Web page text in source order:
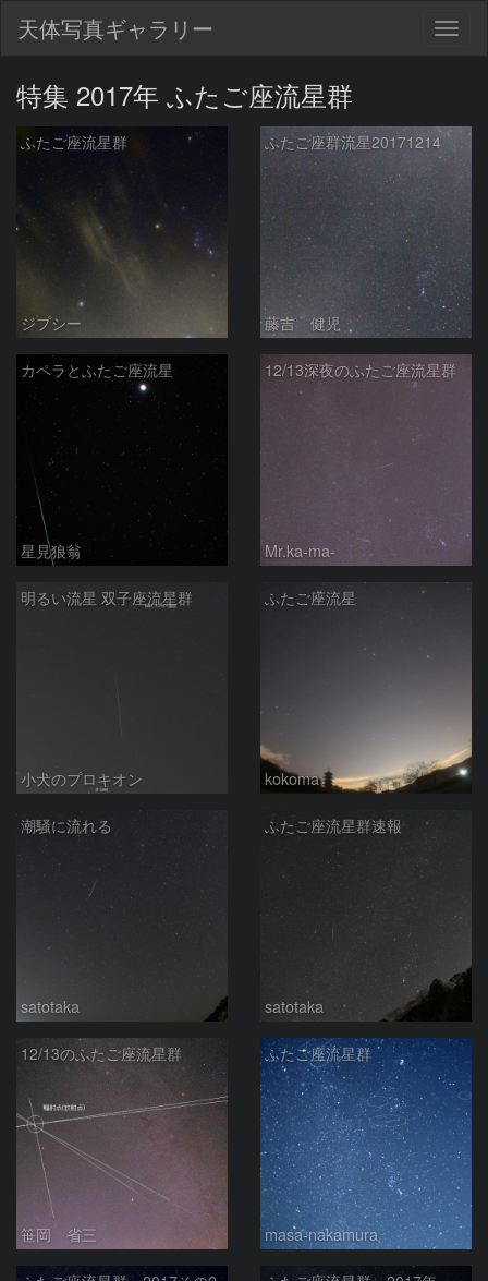
天体写真ギャラリー
特集 2017年 ふたご座流星群
ふたご座流星群
ジプシー
ふたご座群流星20171214
藤吉 健児
カペラとふたご座流星
星見狼翁
12/13深夜のふたご座流星群
Mr.ka-ma-
明るい流星 双子座流星群
小犬のプロキオン
ふたご座流星
kokoma
潮騒に流れる
satotaka
ふたご座流星群速報
satotaka
12/13のふたご座流星群
笹岡 省三
ふたご座流星群
masa-nakamura